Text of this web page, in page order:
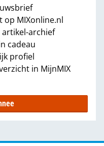
op MIXonline.nl
archief
cadeau
profiel
in MijnMIX